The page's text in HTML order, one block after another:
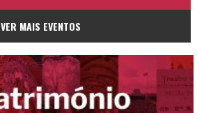
VER MAIS EVENTOS